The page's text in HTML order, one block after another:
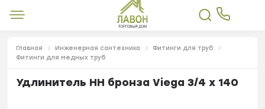
Главная Инженерная сантехника
Фитинги для труб
Фитинги для медных труб
Удлинитель НН бронза Viega 3/4 x 140